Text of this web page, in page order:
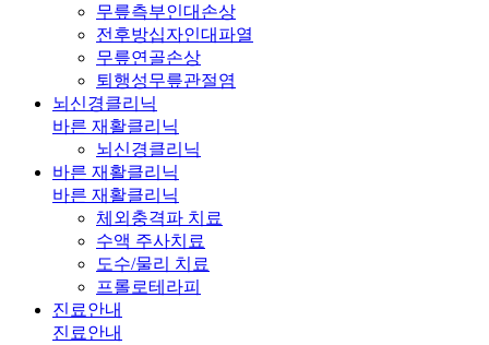
무릎측부인대손상
전후방십자인대파열
무릎연골손상
퇴행성무릎관절염
뇌신경클리닉
바른 재활클리닉
뇌신경클리닉
바른 재활클리닉
바른 재활클리닉
체외충격파 치료
수액 주사치료
도수/물리 치료
프롤로테라피
진료안내
진료안내